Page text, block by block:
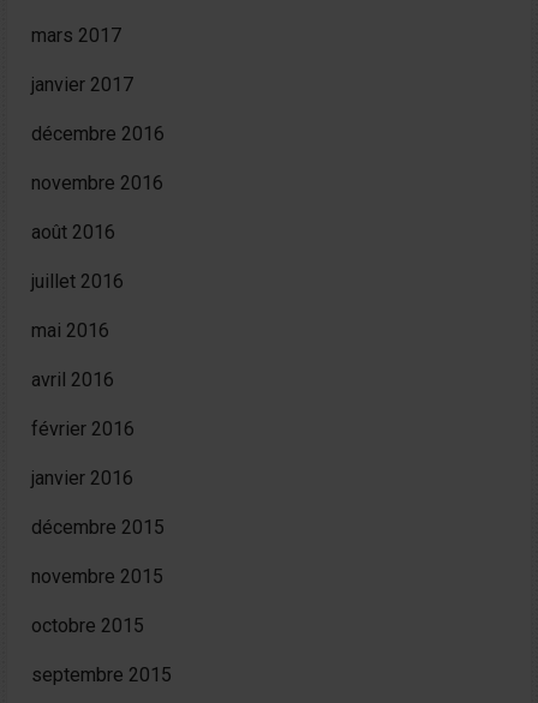
mars 2017
janvier 2017
décembre 2016
novembre 2016
août 2016
juillet 2016
mai 2016
avril 2016
février 2016
janvier 2016
décembre 2015
novembre 2015
octobre 2015
septembre 2015